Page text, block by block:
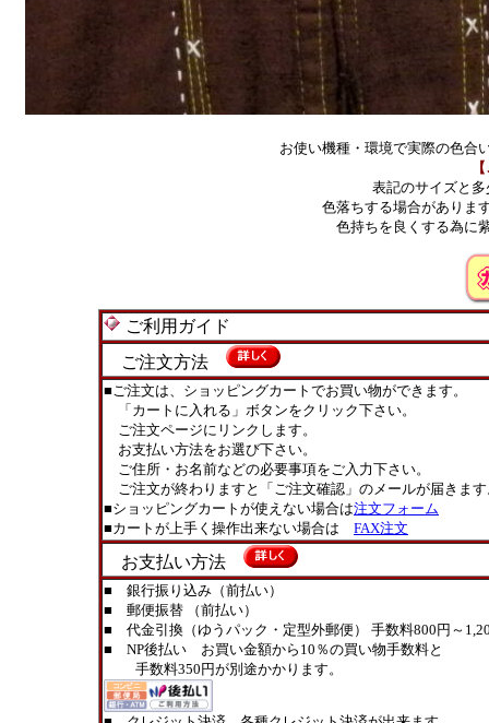
お使い機種・環境で実際の色合
表記のサイズと
色落ちする場合がありま
色持ちを良くする為に
ご利用ガイド
ご注文方法
■ご注文は、ショッピングカートでお買い物ができます。
「カートに入れる」ボタンをクリック下さい。
ご注文ページにリンクします。
お支払い方法をお選び下さい。
ご住所・お名前などの必要事項をご入力下さい。
ご注文が終わりますと「ご注文確認」のメールが届きま
■ショッピングカートが使えない場合は注文フォーム
■カートが上手く操作出来ない場合は FAX注文
お支払い方法
■ 銀行振り込み（前払い）
■ 郵便振替 （前払い）
■ 代金引換（ゆうパック・定型外郵便） 手数料800円～
■ NP後払い お買い金額から10％の買い物手数料と
手数料350円が別途かかります。